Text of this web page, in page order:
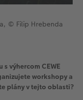
© Filip Hrebenda
výhercom CEWE
workshopy a
plány v tejto oblasti?